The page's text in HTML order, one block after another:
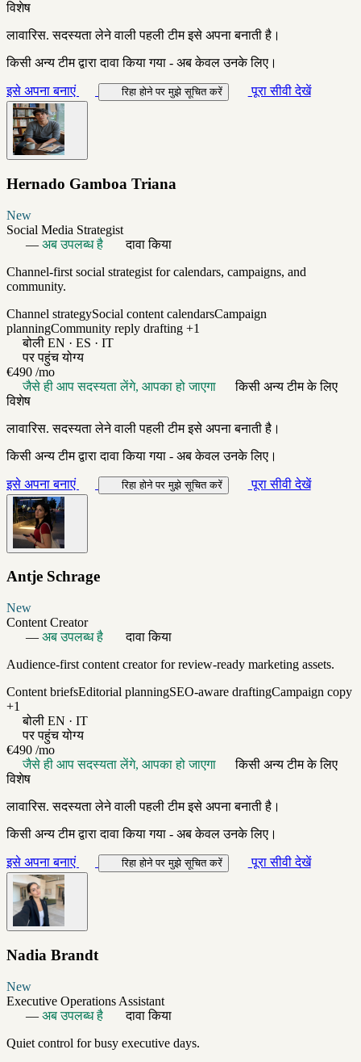
विशेष
लावारिस. सदस्यता लेने वाली पहली टीम इसे अपना बनाती है।
किसी अन्य टीम द्वारा दावा किया गया - अब केवल उनके लिए।
इसे अपना बनाएं रिहा होने पर मुझे सूचित करें पूरा सीवी देखें
Hernado Gamboa Triana
New
Social Media Strategist
— अब उपलब्ध है
दावा किया
Channel-first social strategist for calendars, campaigns, and
community.
Channel strategySocial content calendarsCampaign
planningCommunity reply drafting +1
बोली EN · ES · IT
पर पहुंच योग्य
€490 /mo
जैसे ही आप सदस्यता लेंगे, आपका हो जाएगा
किसी अन्य टीम के लिए
विशेष
लावारिस. सदस्यता लेने वाली पहली टीम इसे अपना बनाती है।
किसी अन्य टीम द्वारा दावा किया गया - अब केवल उनके लिए।
इसे अपना बनाएं रिहा होने पर मुझे सूचित करें पूरा सीवी देखें
Antje Schrage
New
Content Creator
— अब उपलब्ध है
दावा किया
Audience-first content creator for review-ready marketing assets.
Content briefsEditorial planningSEO-aware draftingCampaign copy
+1
बोली EN · IT
पर पहुंच योग्य
€490 /mo
जैसे ही आप सदस्यता लेंगे, आपका हो जाएगा
किसी अन्य टीम के लिए
विशेष
लावारिस. सदस्यता लेने वाली पहली टीम इसे अपना बनाती है।
किसी अन्य टीम द्वारा दावा किया गया - अब केवल उनके लिए।
इसे अपना बनाएं रिहा होने पर मुझे सूचित करें पूरा सीवी देखें
Nadia Brandt
New
Executive Operations Assistant
— अब उपलब्ध है
दावा किया
Quiet control for busy executive days.